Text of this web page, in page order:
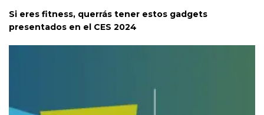
Si eres fitness, querrás tener estos gadgets
presentados en el CES 2024